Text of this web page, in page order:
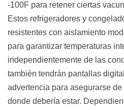
-100F para retener ciertas
Estos refrigeradores y
resistentes con aislamiento
para garantizar temperaturas
independientemente de las
también tendrán pantallas
advertencia para asegurarse
donde debería estar.